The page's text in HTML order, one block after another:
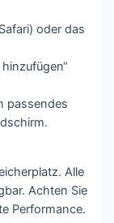
oder das
passendes
Alle
Achten Sie
Performance.